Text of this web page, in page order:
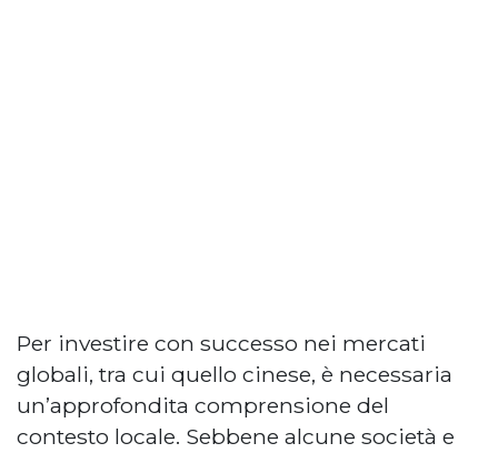
Per investire con successo nei mercati
globali, tra cui quello cinese, è necessaria
un’approfondita comprensione del
contesto locale. Sebbene alcune società e